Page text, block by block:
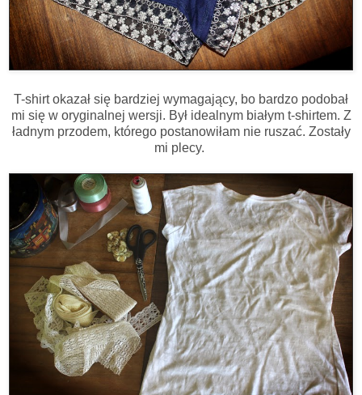
T-shirt okazał się bardziej wymagający, bo bardzo podobał
mi się w oryginalnej wersji. Był idealnym białym t-shirtem. Z
ładnym przodem, którego postanowiłam nie ruszać. Zostały
mi plecy.